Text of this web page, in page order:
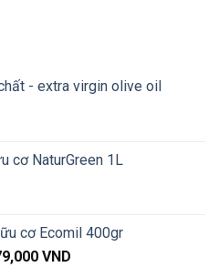
- extra virgin olive oil
cơ NaturGreen 1L
cơ Ecomil 400gr
VNDGiá